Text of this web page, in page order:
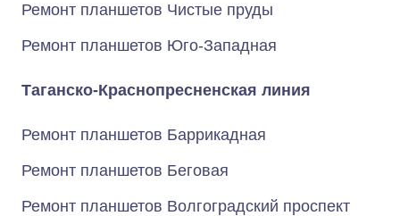
Ремонт планшетов Чистые пруды
Ремонт планшетов Юго-Западная
Таганско-Краснопресненская линия
Ремонт планшетов Баррикадная
Ремонт планшетов Беговая
Ремонт планшетов Волгоградский проспект